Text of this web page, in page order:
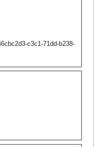
c3c1-71dd-b238-